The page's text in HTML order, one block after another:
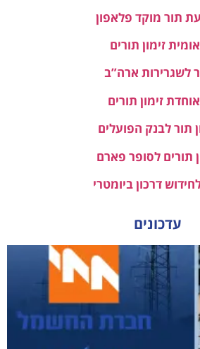
תור מוקד פלאפון
זימון תורים
לשגרירות ארה”ב
זימון תורים
תור לבנק הפועלים
תורים לסופר פארם
דרכון ביומטרי
עדכונים